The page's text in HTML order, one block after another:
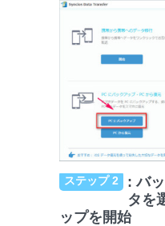
ステップ 2
: バ
タを
ップを開始